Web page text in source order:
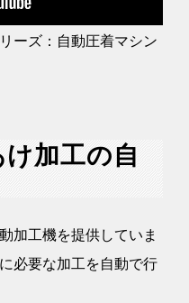
ーズ：自動圧着マシン
加工の自
加工機を提供していま
必要な加工を自動で行